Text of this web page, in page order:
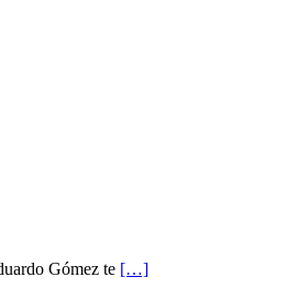
Gómez te […]